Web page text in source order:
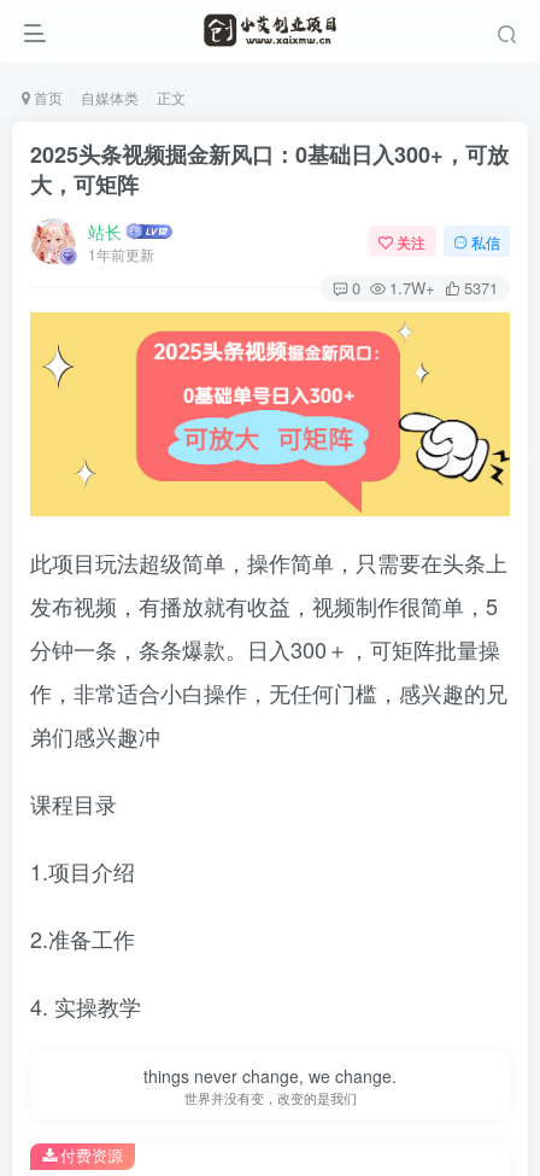
首页 自媒体类 正文
2025头条视频掘金新风口：0基础日入300+，可放
大，可矩阵
站长
1年前更新
关注 私信
0 1.7W+ 5371
此项目玩法超级简单，操作简单，只需要在头条上
发布视频，有播放就有收益，视频制作很简单，5
分钟一条，条条爆款。日入300＋，可矩阵批量操
作，非常适合小白操作，无任何门槛，感兴趣的兄
弟们感兴趣冲
课程目录
1.项目介绍
2.准备工作
4. 实操教学
things never change, we change.
世界并没有变，改变的是我们
付费资源